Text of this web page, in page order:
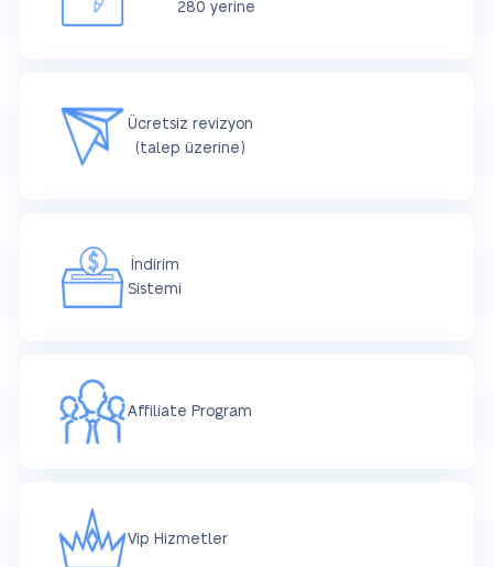
280 yerine
Ücretsiz revizyon
(talep üzerine)
İndirim
Sistemi
Affiliate Program
Vip Hizmetler